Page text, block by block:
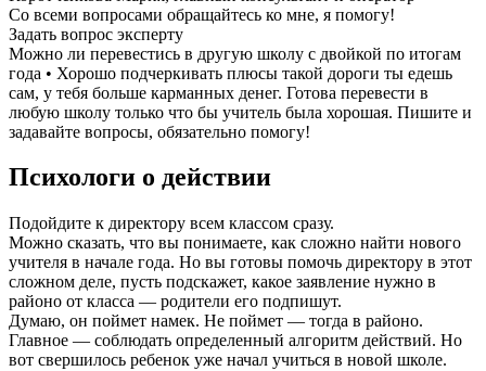
Со всеми вопросами обращайтесь ко мне, я помогу!
Задать вопрос эксперту
Можно ли перевестись в другую школу с двойкой по итогам
года • Хорошо подчеркивать плюсы такой дороги ты едешь
сам, у тебя больше карманных денег. Готова перевести в
любую школу только что бы учитель была хорошая. Пишите и
задавайте вопросы, обязательно помогу!
Психологи о действии
Подойдите к директору всем классом сразу.
Можно сказать, что вы понимаете, как сложно найти нового
учителя в начале года. Но вы готовы помочь директору в этот
сложном деле, пусть подскажет, какое заявление нужно в
районо от класса — родители его подпишут.
Думаю, он поймет намек. Не поймет — тогда в районо.
Главное — соблюдать определенный алгоритм действий. Но
вот свершилось ребенок уже начал учиться в новой школе.